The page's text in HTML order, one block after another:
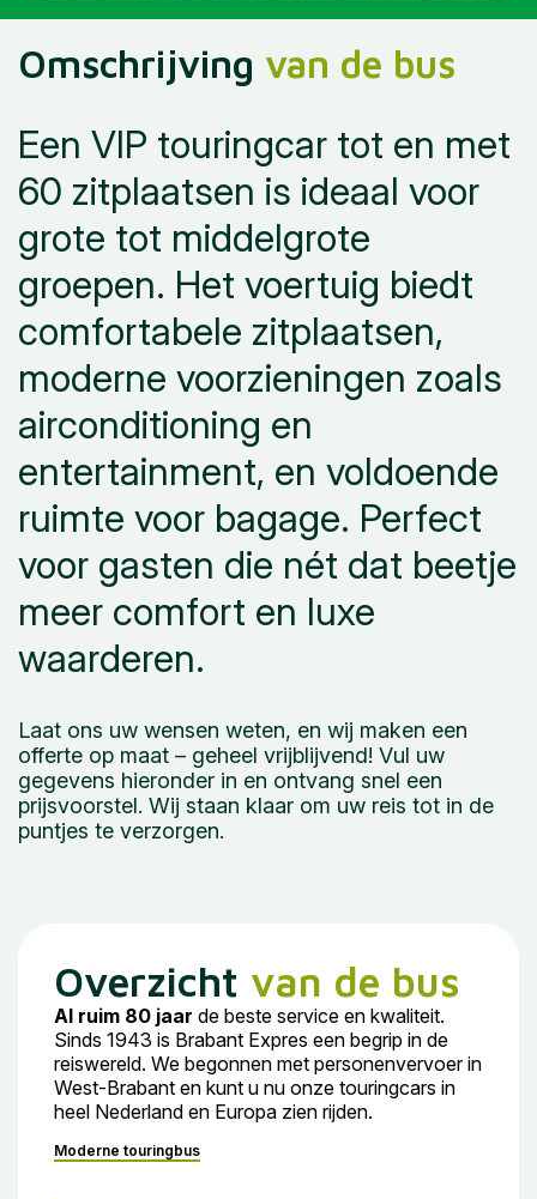
Omschrijving van de bus
Een VIP touringcar tot en met
60 zitplaatsen is ideaal voor
grote tot middelgrote
groepen. Het voertuig biedt
comfortabele zitplaatsen,
moderne voorzieningen zoals
airconditioning en
entertainment, en voldoende
ruimte voor bagage. Perfect
voor gasten die nét dat beetje
meer comfort en luxe
waarderen.
Laat ons uw wensen weten, en wij maken een
offerte op maat – geheel vrijblijvend! Vul uw
gegevens hieronder in en ontvang snel een
prijsvoorstel. Wij staan klaar om uw reis tot in de
puntjes te verzorgen.
Overzicht van de bus
Al ruim 80 jaar de beste service en kwaliteit.
Sinds 1943 is Brabant Expres een begrip in de
reiswereld. We begonnen met personenvervoer in
West-Brabant en kunt u nu onze touringcars in
heel Nederland en Europa zien rijden.
Moderne touringbus